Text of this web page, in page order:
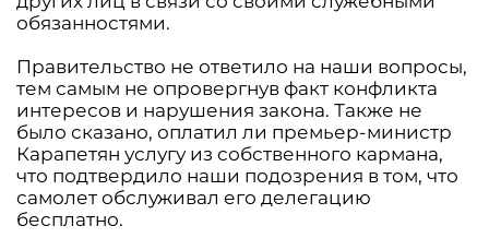
обязанностями.
Правительство не ответило на наши вопросы,
тем самым не опровергнув факт конфликта
интересов и нарушения закона. Также не
было сказано, оплатил ли премьер-министр
Карапетян услугу из собственного кармана,
что подтвердило наши подозрения в том, что
самолет обслуживал его делегацию
бесплатно.